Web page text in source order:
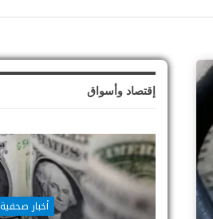
إقتصاد وأسواق
أخبار صحفية